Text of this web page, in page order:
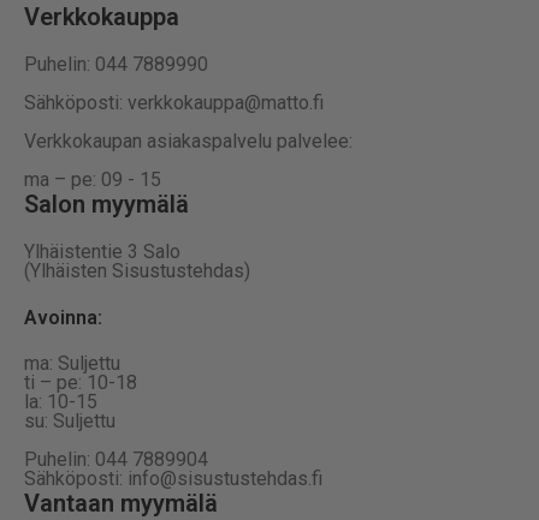
Verkkokauppa
Puhelin: 044 7889990
Sähköposti: verkkokauppa@matto.fi
Verkkokaupan asiakaspalvelu palvelee:
ma – pe: 09 - 15
Salon myymälä
Ylhäistentie 3 Salo
(Ylhäisten Sisustustehdas)
Avoinna:
ma: Suljettu
ti – pe: 10-18
la: 10-15
su: Suljettu
Puhelin: 044 7889904
Sähköposti: info@sisustustehdas.fi
Vantaan myymälä